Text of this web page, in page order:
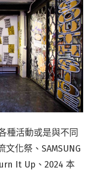
種活動或是與不同
化祭、SAMSUNG
It Up、2024 本